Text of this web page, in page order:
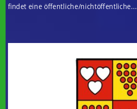
findet eine öffentliche/nichtöffentliche...